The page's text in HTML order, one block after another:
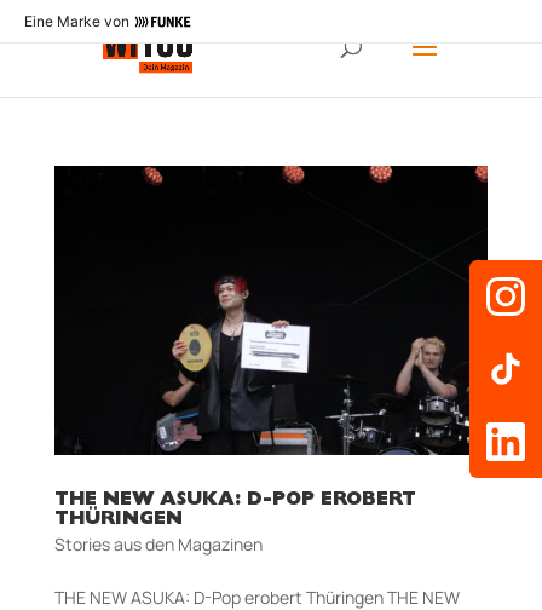
Eine Marke von
THE NEW ASUKA: D-POP EROBERT
THÜRINGEN
Stories aus den Magazinen
THE NEW ASUKA: D-Pop erobert Thüringen THE NEW